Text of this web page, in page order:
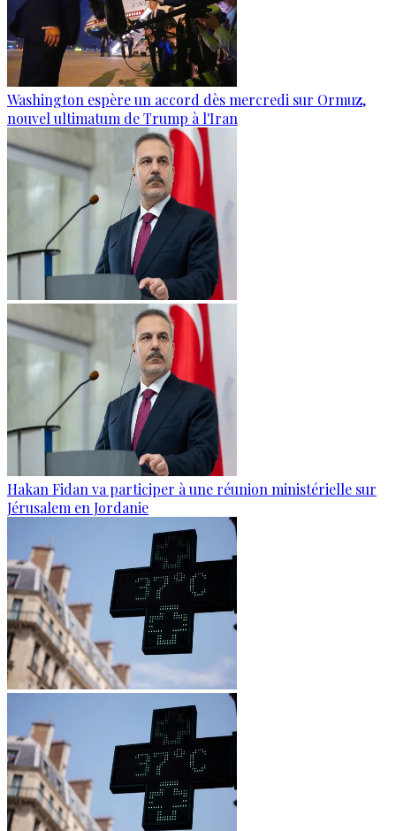
Washington espère un accord dès mercredi sur Ormuz,
nouvel ultimatum de Trump à l'Iran
Hakan Fidan va participer à une réunion ministérielle sur
Jérusalem en Jordanie